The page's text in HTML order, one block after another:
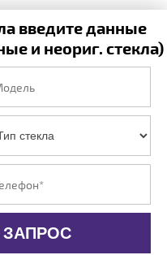
введите данные
и неориг. стекла)
ЗАПРОС